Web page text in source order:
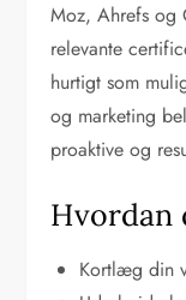
Moz, Ahrefs og
relevante
hurtigt som
og marketing
proaktive og
Hvordan
Kortlæg din